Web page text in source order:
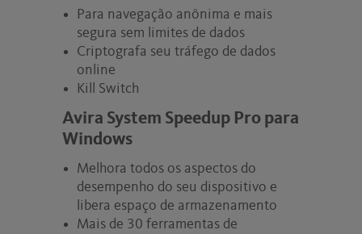
Para navegação anônima e mais
segura sem limites de dados
Criptografa seu tráfego de dados
online
Kill Switch
Avira System Speedup Pro para
Windows
Melhora todos os aspectos do
desempenho do seu dispositivo e
libera espaço de armazenamento
Mais de 30 ferramentas de